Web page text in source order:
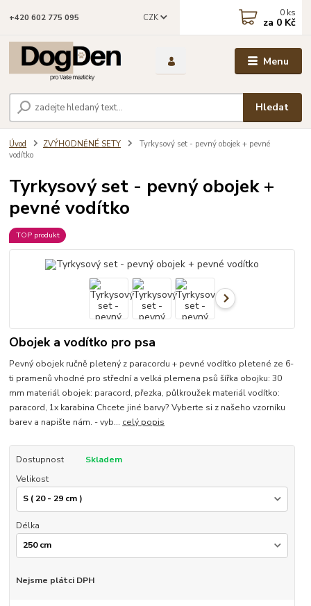
Menu
CZK
Hledat
+420 602 775 095 0 ks
za 0 Kč
Úvod ZVÝHODNĚNÉ SETY
Tyrkysový set - pevný obojek + pevné
vodítko
Tyrkysový set - pevný obojek +
pevné vodítko
TOP produkt
Obojek a vodítko pro psa
Pevný obojek ručně pletený z paracordu + pevné vodítko pletené ze 6-
ti pramenů vhodné pro střední a velká plemena psů šířka obojku: 30
mm materiál obojek: paracord, přezka, půlkroužek materiál vodítko:
paracord, 1x karabina Chcete jiné barvy? Vyberte si z našeho vzorníku
barev a napište nám. - vyb... celý popis
Dostupnost
Skladem
Velikost
Délka
Nejsme plátci DPH